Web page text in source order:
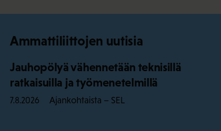
Ammattiliittojen uutisia
Jauhopölyä vähennetään teknisillä
ratkaisuilla ja työmenetelmillä
7.8.2026 Ajankohtaista – SEL